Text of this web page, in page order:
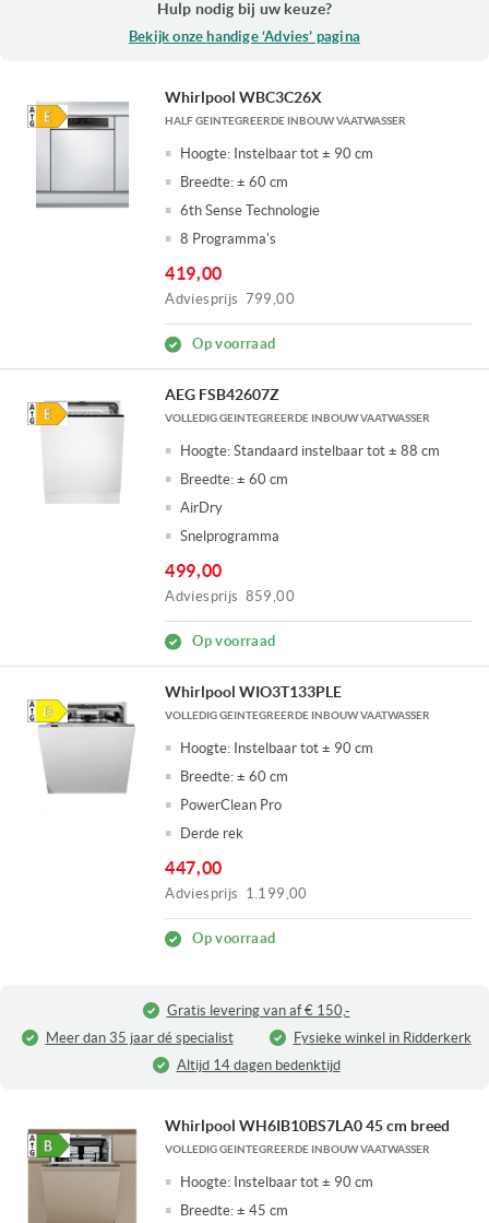
Hulp nodig bij uw keuze?
Bekijk onze handige ‘Advies’ pagina
Whirlpool WBC3C26X
HALF GEINTEGREERDE INBOUW VAATWASSER
Hoogte: Instelbaar tot ± 90 cm
Breedte: ± 60 cm
6th Sense Technologie
8 Programma's
419,00
Adviesprijs 799,00
Op voorraad
AEG FSB42607Z
VOLLEDIG GEINTEGREERDE INBOUW VAATWASSER
Hoogte: Standaard instelbaar tot ± 88 cm
Breedte: ± 60 cm
AirDry
Snelprogramma
499,00
Adviesprijs 859,00
Op voorraad
Whirlpool WIO3T133PLE
VOLLEDIG GEINTEGREERDE INBOUW VAATWASSER
Hoogte: Instelbaar tot ± 90 cm
Breedte: ± 60 cm
PowerClean Pro
Derde rek
447,00
Adviesprijs 1.199,00
Op voorraad
Gratis levering van af € 150,-
Meer dan 35 jaar dé specialist
Fysieke winkel in Ridderkerk
Altijd 14 dagen bedenktijd
Whirlpool WH6IB10BS7LA0 45 cm breed
VOLLEDIG GEINTEGREERDE INBOUW VAATWASSER
Hoogte: Instelbaar tot ± 90 cm
Breedte: ± 45 cm